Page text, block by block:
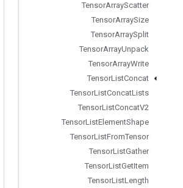
TensorArrayScatter
TensorArraySize
TensorArraySplit
TensorArrayUnpack
TensorArrayWrite
TensorListConcat
TensorListConcatLists
TensorListConcatV2
TensorListElementShape
TensorListFromTensor
TensorListGather
TensorListGetItem
TensorListLength